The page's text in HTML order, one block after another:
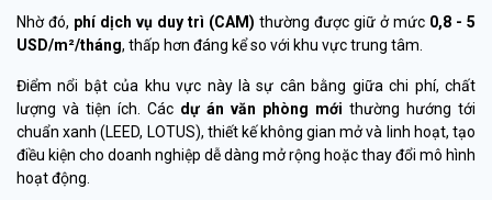
Nhờ đó, phí dịch vụ duy trì (CAM) thường được giữ ở mức 0,8 - 5
USD/m²/tháng, thấp hơn đáng kể so với khu vực trung tâm.
Điểm nổi bật của khu vực này là sự cân bằng giữa chi phí, chất
lượng và tiện ích. Các dự án văn phòng mới thường hướng tới
chuẩn xanh (LEED, LOTUS), thiết kế không gian mở và linh hoạt, tạo
điều kiện cho doanh nghiệp dễ dàng mở rộng hoặc thay đổi mô hình
hoạt động.